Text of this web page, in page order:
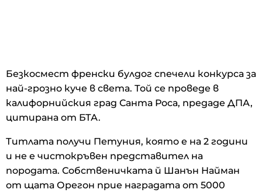
Безкосмест френски булдог спечели конкурса за
най-грозно куче в света. Той се проведе в
калифорнийския град Санта Роса, предаде ДПА,
цитирана от БТА.
Титлата получи Петуния, която е на 2 години
и не е чистокръвен представител на
породата. Собственичката й Шанън Найман
от щата Орегон прие наградата от 5000